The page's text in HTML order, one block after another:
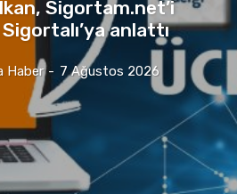
Sigortam.net’i
anlattı
Haber - 7 Ağustos 2026